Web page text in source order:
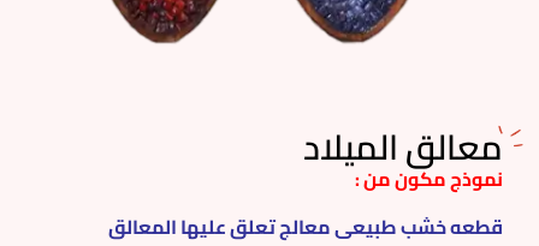
معالق الميلاد
نموذج مكون من :
قطعه خشب طبيعى معالج تعلق عليها المعالق